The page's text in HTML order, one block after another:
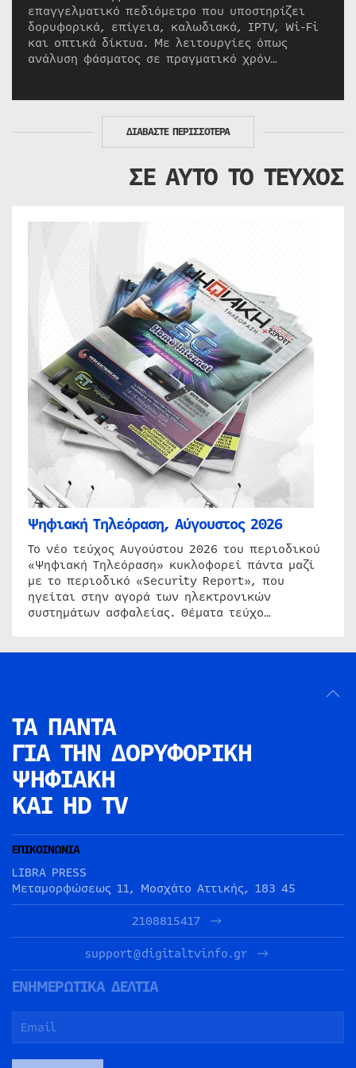
επαγγελματικό πεδιόμετρο που υποστηρίζει
δορυφορικά, επίγεια, καλωδιακά, IPTV, Wi-Fi
και οπτικά δίκτυα. Με λειτουργίες όπως
ανάλυση φάσματος σε πραγματικό χρόν…
ΔΙΑΒΑΣΤΕ ΠΕΡΙΣΣΟΤΕΡΑ
ΣΕ ΑΥΤΟ ΤΟ ΤΕΥΧΟΣ
Ψηφιακή Τηλεόραση, Αύγουστος 2026
Το νέο τεύχος Αυγούστου 2026 του περιοδικού
«Ψηφιακή Τηλεόραση» κυκλοφορεί πάντα μαζί
με το περιοδικό «Security Report», που
ηγείται στην αγορά των ηλεκτρονικών
συστημάτων ασφαλείας. Θέματα τεύχο…
ΤΑ ΠΑΝΤΑ
ΓΙΑ ΤΗΝ ΔΟΡΥΦΟΡΙΚΗ
ΨΗΦΙΑΚΗ
ΚΑΙ HD TV
ΕΠΙΚΟΙΝΩΝΙΑ
LIBRA PRESS
Μεταμορφώσεως 11, Μοσχάτο Αττικής, 183 45
2108815417
support@digitaltvinfo.gr
ΕΝΗΜΕΡΩΤΙΚΑ ΔΕΛΤΙΑ